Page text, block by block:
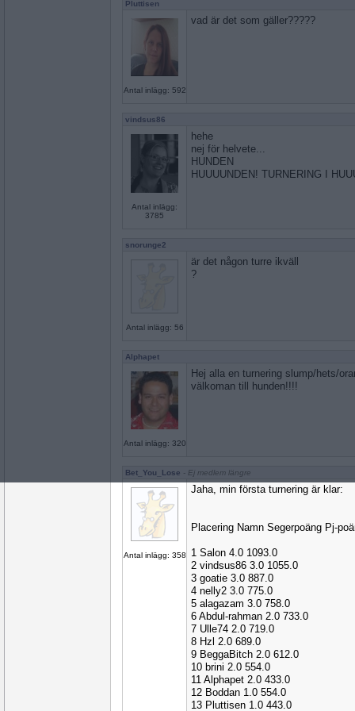
Pluttisen
Antal inlägg: 592
vad är det som gäller?????
vindsus86
Antal inlägg:
3785
hehe
nej för helvete...
HUNDEN
HUUUUNDEN! TURNERING I
snorunge2
Antal inlägg: 56
är det någon turre ikväll
?
Alphapet
Antal inlägg: 320
Hej alla en turnering slump/hets/
välkoman till hunden!!!!
Bet_You_Lose - Ej medlem längre
Antal inlägg: 358
Jaha, min första turnering är klar:
Placering Namn Segerpoäng Pj-
1 Salon 4.0 1093.0
2 vindsus86 3.0 1055.0
3 goatie 3.0 887.0
4 nelly2 3.0 775.0
5 alagazam 3.0 758.0
6 Abdul-rahman 2.0 733.0
7 Ulle74 2.0 719.0
8 Hzl 2.0 689.0
9 BeggaBitch 2.0 612.0
10 brini 2.0 554.0
11 Alphapet 2.0 433.0
12 Boddan 1.0 554.0
13 Pluttisen 1.0 443.0